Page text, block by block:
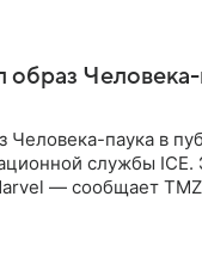
образ
Человека-паука в
службы ICE.
— сообщает